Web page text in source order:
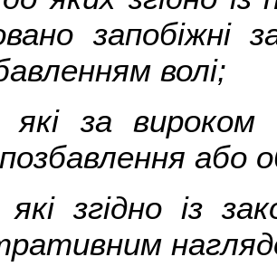
запобіжні
волі;
які за вироком
або
згідно із